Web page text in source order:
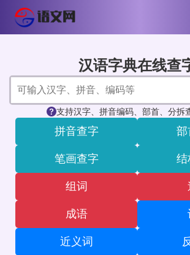
汉语字典在线查
支持汉字、拼音编码、部首、分拆
拼音查字
部
笔画查字 结
组词
成语
近义词